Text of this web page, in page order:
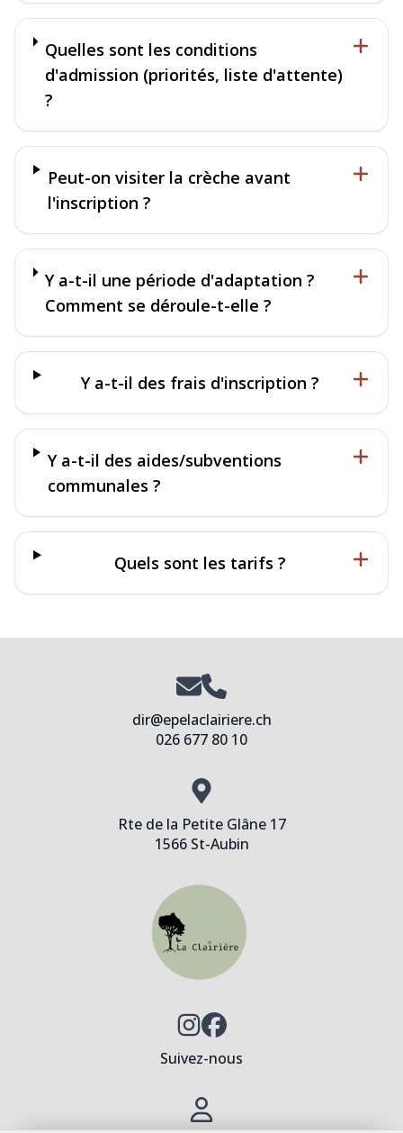
Quelles sont les conditions
d'admission (priorités, liste d'attente)
?
Peut-on visiter la crèche avant
l'inscription ?
Y a-t-il une période d'adaptation ?
Comment se déroule-t-elle ?
Y a-t-il des frais d'inscription ?
Y a-t-il des aides/subventions
communales ?
Quels sont les tarifs ?
dir@epelaclairiere.ch
026 677 80 10
Rte de la Petite Glâne 17
1566 St-Aubin
Suivez-nous